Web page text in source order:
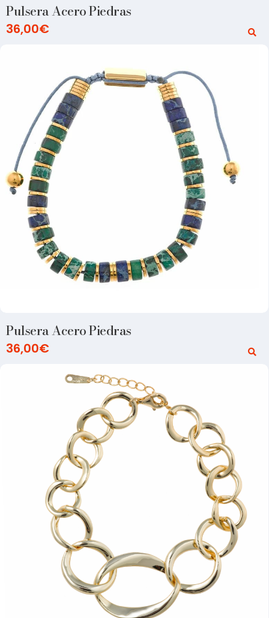
Pulsera Acero Piedras
36,00€
Pulsera Acero Piedras
36,00€